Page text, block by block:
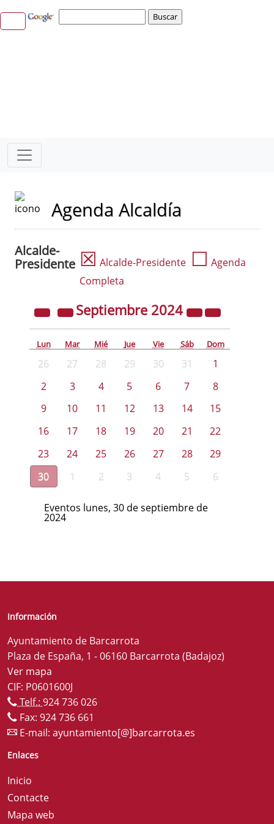
Agenda Alcaldía
Alcalde-
Presidente ☒ Alcalde-Presidente ☐ Agenda
Completa
Septiembre 2024
Lun Mar Mié Jue Vie Sáb Dom
26 27 28 29 30 31
1
2
3 4 5 6 7
8
9
10 11 12 13 14
15
16
17 18 19 20 21
22
23
24 25 26 27 28
29
30
1 2 3 4 5 6
Eventos lunes, 30 de septiembre de
2024
Información
Ayuntamiento de Barcarrota
Plaza de España, 1 - 06160 Barcarrota (Badajoz)
Ver mapa
CIF: P0601600J
Telf.: 924 736 026
Fax: 924 736 661
E-mail: ayuntamiento[@]barcarrota.es
Enlaces
Inicio
Contacte
Mapa web